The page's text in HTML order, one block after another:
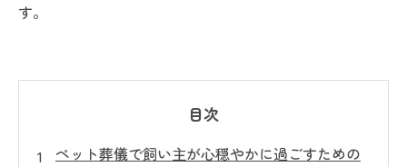
す。
目次
ペット葬儀で飼い主が心穏やかに過ごすための